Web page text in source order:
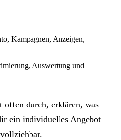
Kampagnen, Anzeigen,
Auswertung und
offen durch, erklären, was
ein individuelles Angebot –